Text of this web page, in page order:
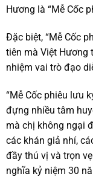
Hương là “Mễ Cốc
Đặc biệt, “Mễ Cốc
tiên mà Việt Hương
nhiệm vai trò đạo
“Mễ Cốc phiêu lưu
đựng nhiều tâm
mà chị không ngại
các khán giả nhí,
đầy thú vị và trọn
nghĩa kỷ niệm 30